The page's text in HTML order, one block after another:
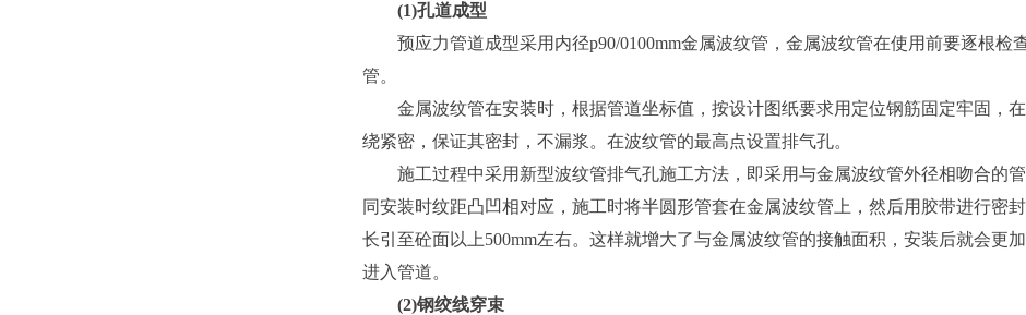
(1)孔道成型
预应力管道成型采用内径p90/0100mm金属波纹管，金属波纹管在使用前要逐根检
管。
金属波纹管在安装时，根据管道坐标值，按设计图纸要求用定位钢筋固定牢固，
绕紧密，保证其密封，不漏浆。在波纹管的最高点设置排气孔。
施工过程中采用新型波纹管排气孔施工方法，即采用与金属波纹管外径相吻合的
同安装时纹距凸凹相对应，施工时将半圆形管套在金属波纹管上，然后用胶带进行密
长引至砼面以上500mm左右。这样就增大了与金属波纹管的接触面积，安装后就会更
进入管道。
(2)钢绞线穿束